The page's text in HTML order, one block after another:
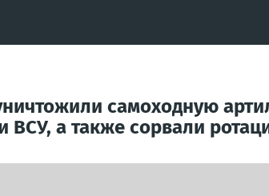
самоходную
а также сорвали